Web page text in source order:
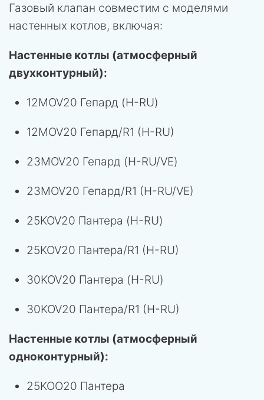
Газовый клапан совместим с моделями
настенных котлов, включая:
Настенные котлы (атмосферный
двухконтурный):
12MOV20 Гепард (H-RU)
12MOV20 Гепард/R1 (H-RU)
23MOV20 Гепард (H-RU/VE)
23MOV20 Гепард/R1 (H-RU/VE)
25KOV20 Пантера (H-RU)
25KOV20 Пантера/R1 (H-RU)
30KOV20 Пантера (H-RU)
30KOV20 Пантера/R1 (H-RU)
Настенные котлы (атмосферный
одноконтурный):
25KOO20 Пантера